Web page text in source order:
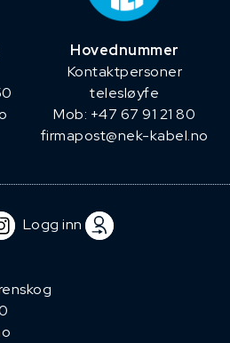
Hovednummer
Kontaktpersoner
telesløyfe
Mob: +47 67 91 21 80
firmapost@nek-kabel.no
Logg inn